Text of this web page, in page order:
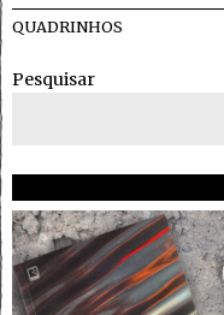
QUADRINHOS
Pesquisar